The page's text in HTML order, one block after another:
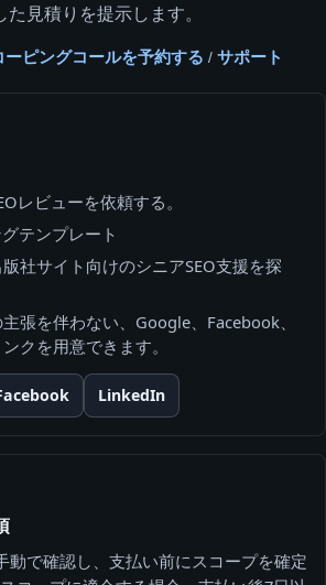
見積りを提示します。
ピングコールを予約する / サポート
レビューを依頼する。
テンプレート
社サイト向けのシニアSEO支援を探
張を伴わない、Google、Facebook、
クを用意できます。
LinkedIn
動で確認し、支払い前にスコープを確定